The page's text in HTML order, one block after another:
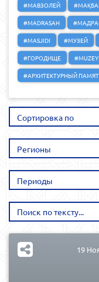
#МАВЗОЛЕЙ
#MADRASAH
#MASJIDI
#МУЗЕЙ
#ГОРОДИЩЕ
#MUZEYI
#АРХИТЕКТУРНЫЙ
Сортировка по
Регионы
Периоды
19